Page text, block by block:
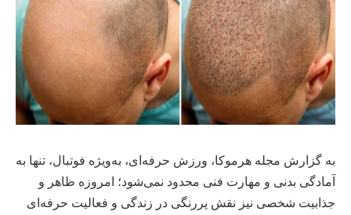
به گزارش مجله هرموکا، ورزش حرفه‌ای، به‌ویژه فوتبال، تنها به
آمادگی بدنی و مهارت فنی محدود نمی‌شود؛ امروزه ظاهر و
جذابیت شخصی نیز نقش پررنگی در زندگی و فعالیت حرفه‌ای